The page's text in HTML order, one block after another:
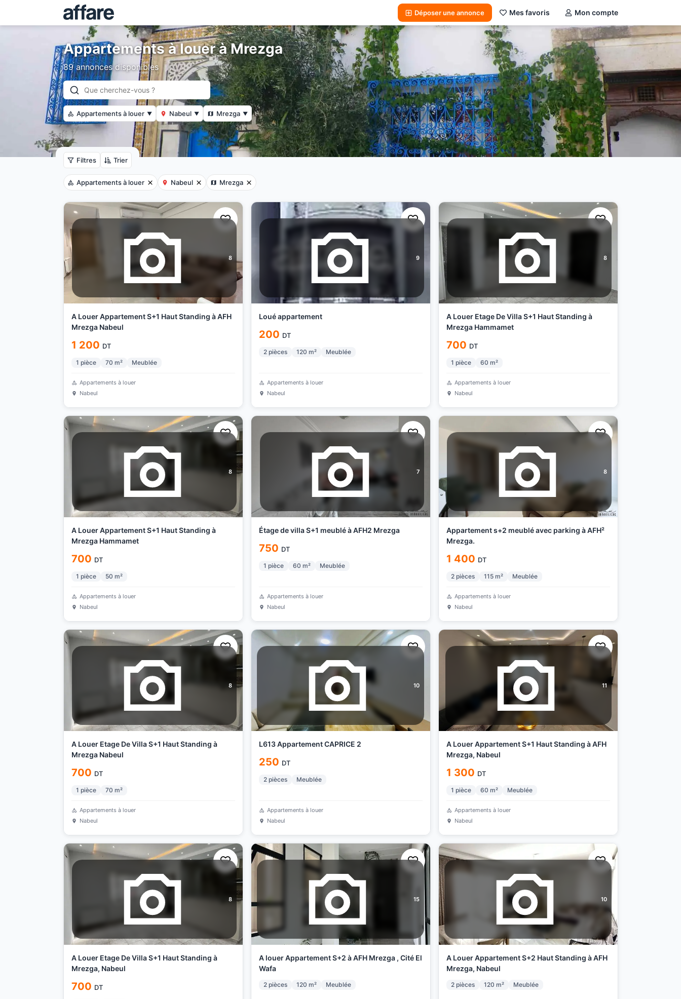
Déposer une annonce Mes favoris Mon compte
Appartements à louer à Mrezga
89 annonces disponibles
Appartements à louer ▼ Nabeul ▼ Mrezga ▼
Filtres Trier
Appartements à louer Nabeul Mrezga
8
A Louer Appartement S+1 Haut Standing à AFH
Mrezga Nabeul
1 200 DT
1 pièce 70 m² Meublée
Appartements à louer
Nabeul
9
Loué appartement
200 DT
2 pièces 120 m² Meublée
Appartements à louer
Nabeul
8
A Louer Etage De Villa S+1 Haut Standing à
Mrezga Hammamet
700 DT
1 pièce 60 m²
Appartements à louer
Nabeul
8
A Louer Appartement S+1 Haut Standing à
Mrezga Hammamet
700 DT
1 pièce 50 m²
Appartements à louer
Nabeul
7
Étage de villa S+1 meublé à AFH2 Mrezga
750 DT
1 pièce 60 m² Meublée
Appartements à louer
Nabeul
8
Appartement s+2 meublé avec parking à AFH²
Mrezga.
1 400 DT
2 pièces 115m² Meublée
Appartements à louer
Nabeul
8
A Louer Etage De Villa S+1 Haut Standing à
Mrezga Nabeul
700 DT
1 pièce 70 m²
Appartements à louer
Nabeul
10
L613 Appartement CAPRICE 2
250 DT
2 pièces Meublée
Appartements à louer
Nabeul
11
A Louer Appartement S+1 Haut Standing à AFH
Mrezga, Nabeul
1 300 DT
1 pièce 60 m² Meublée
Appartements à louer
Nabeul
8
A Louer Etage De Villa S+1 Haut Standing à
Mrezga, Nabeul
700 DT
15
A louer Appartement S+2 à AFH Mrezga , Cité El
Wafa
2 pièces 120 m² Meublée
10
A Louer Appartement S+2 Haut Standing à AFH
Mrezga, Nabeul
2 pièces 120 m² Meublée